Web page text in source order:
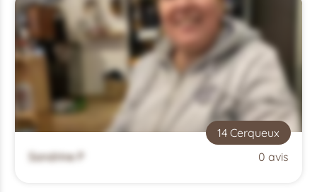
14 Cerqueux
Sandrine P
0 avis